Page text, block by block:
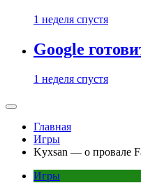
1 неделя спустя
Google
1 неделя спустя
Главная
Игры
Kyxsan — о провале
Игры